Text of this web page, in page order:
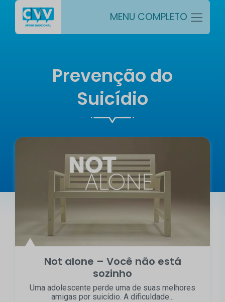
MENU COMPLETO
Prevenção do
Suicídio
Not alone – Você não está
sozinho
Uma adolescente perde uma de suas melhores
amigas por suicídio. A dificuldade...